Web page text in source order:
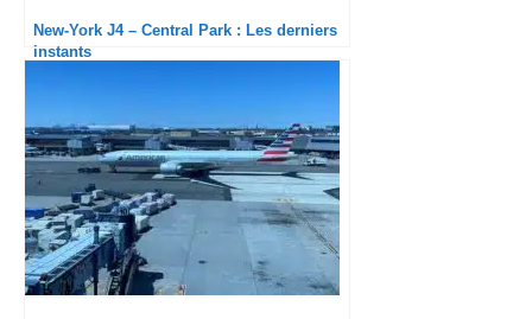
New-York J4 – Central Park : Les derniers
instants